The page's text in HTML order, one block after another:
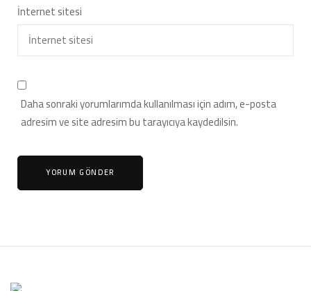
İnternet sitesi
Daha sonraki yorumlarımda kullanılması için adım, e-posta
adresim ve site adresim bu tarayıcıya kaydedilsin.